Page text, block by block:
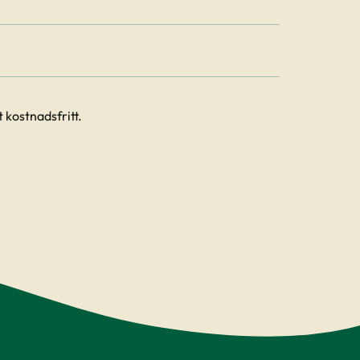
kostnadsfritt.